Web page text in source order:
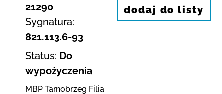
21290
Sygnatura:
821.113.6-93
Status: Do
wypożyczenia
MBP Tarnobrzeg Filia
dodaj do listy